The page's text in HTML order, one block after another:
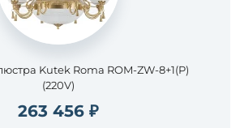
Kutek Roma ROM-ZW-8+1(P)
(220V)
263 456 ₽